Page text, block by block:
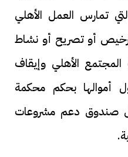
تمارس العمل الأهلي
أو تصريح أو نشاط
الأهلي وإيقاف
أموالها بحكم محكمة
صندوق دعم مشروعات